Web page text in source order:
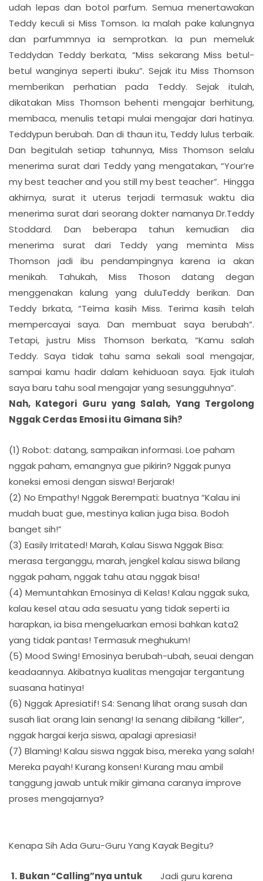
udah lepas dan botol parfum. Semua menertawakan
Teddy keculi si Miss Tomson. Ia malah pake kalungnya
dan parfummnya ia semprotkan. Ia pun memeluk
Teddydan Teddy berkata, “Miss sekarang Miss betul-
betul wanginya seperti ibuku”. Sejak itu Miss Thomson
memberikan perhatian pada Teddy. Sejak itulah,
dikatakan Miss Thomson behenti mengajar berhitung,
membaca, menulis tetapi mulai mengajar dari hatinya.
Teddypun berubah. Dan di thaun itu, Teddy lulus terbaik.
Dan begitulah setiap tahunnya, Miss Thomson selalu
menerima surat dari Teddy yang mengatakan, “Your’re
my best teacher and you still my best teacher”. Hingga
akhirnya, surat it uterus terjadi termasuk waktu dia
menerima surat dari seorang dokter namanya Dr.Teddy
Stoddard. Dan beberapa tahun kemudian dia
menerima surat dari Teddy yang meminta Miss
Thomson jadi ibu pendampingnya karena ia akan
menikah. Tahukah, Miss Thoson datang degan
menggenakan kalung yang duluTeddy berikan. Dan
Teddy brkata, “Teima kasih Miss. Terima kasih telah
mempercayai saya. Dan membuat saya berubah”.
Tetapi, justru Miss Thomson berkata, “Kamu salah
Teddy. Saya tidak tahu sama sekali soal mengajar,
sampai kamu hadir dalam kehiduoan saya. Ejak itulah
saya baru tahu soal mengajar yang sesungguhnya”.
Nah, Kategori Guru yang Salah, Yang Tergolong
Nggak Cerdas Emosi itu Gimana Sih?
(1) Robot: datang, sampaikan informasi. Loe paham
nggak paham, emangnya gue pikirin? Nggak punya
koneksi emosi dengan siswa! Berjarak!
(2) No Empathy! Nggak Berempati: buatnya “Kalau ini
mudah buat gue, mestinya kalian juga bisa. Bodoh
banget sih!”
(3) Easily Irritated! Marah, Kalau Siswa Nggak Bisa:
merasa terganggu, marah, jengkel kalau siswa bilang
nggak paham, nggak tahu atau nggak bisa!
(4) Memuntahkan Emosinya di Kelas! Kalau nggak suka,
kalau kesel atau ada sesuatu yang tidak seperti ia
harapkan, ia bisa mengeluarkan emosi bahkan kata2
yang tidak pantas! Termasuk meghukum!
(5) Mood Swing! Emosinya berubah-ubah, seuai dengan
keadaannya. Akibatnya kualitas mengajar tergantung
suasana hatinya!
(6) Nggak Apresiatif! S4: Senang lihat orang susah dan
susah liat orang lain senang! Ia senang dibilang “killer”,
nggak hargai kerja siswa, apalagi apresiasi!
(7) Blaming! Kalau siswa nggak bisa, mereka yang salah!
Mereka payah! Kurang konsen! Kurang mau ambil
tanggung jawab untuk mikir gimana caranya improve
proses mengajarnya?
Kenapa Sih Ada Guru-Guru Yang Kayak Begitu?
Bukan “Calling”nya untuk Jadi guru karena